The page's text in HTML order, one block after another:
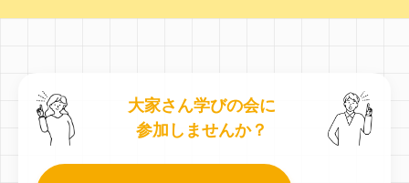
大家さん学びの会に
参加しませんか？